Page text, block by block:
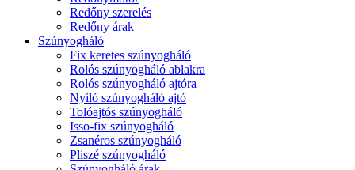
Redőny szerelés
Redőny árak
Szúnyogháló
Fix keretes szúnyogháló
Rolós szúnyogháló ablakra
Rolós szúnyogháló ajtóra
Nyíló szúnyogháló ajtó
Tolóajtós szúnyogháló
Isso-fix szúnyogháló
Zsanéros szúnyogháló
Pliszé szúnyogháló